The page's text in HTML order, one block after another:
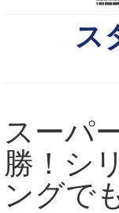
取扱車種一覧
エムズオート
ス
スーパ
勝！シ
ングで